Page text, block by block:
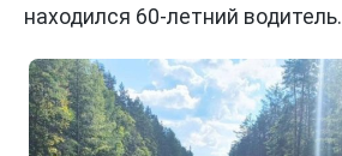
находился 60-летний водитель.